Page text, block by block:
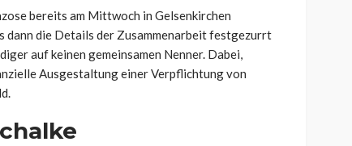
bereits am Mittwoch in Gelsenkirchen
dann die Details der Zusammenarbeit festgezurrt
auf keinen gemeinsamen Nenner. Dabei,
Ausgestaltung einer Verpflichtung von